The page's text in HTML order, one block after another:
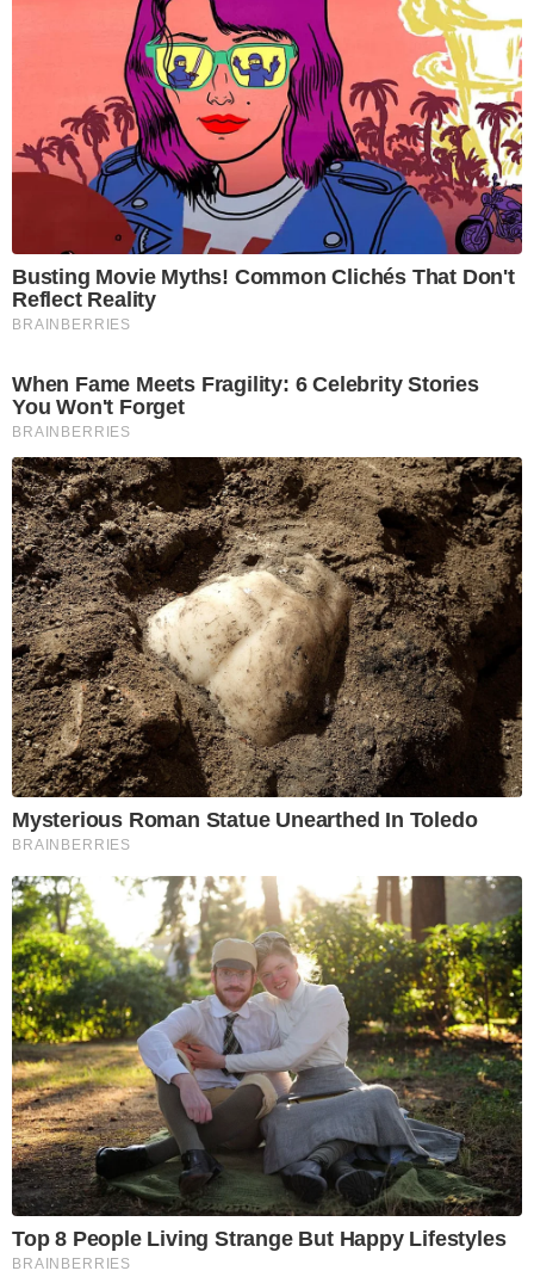
Busting Movie Myths! Common Clichés That Don't
Reflect Reality
BRAINBERRIES
When Fame Meets Fragility: 6 Celebrity Stories
You Won't Forget
BRAINBERRIES
Mysterious Roman Statue Unearthed In Toledo
BRAINBERRIES
Top 8 People Living Strange But Happy Lifestyles
BRAINBERRIES